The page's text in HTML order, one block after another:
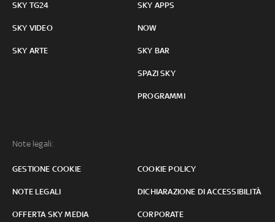
SKY TG24
SKY VIDEO
SKY ARTE
SKY APPS
NOW
SKY BAR
SPAZI SKY
PROGRAMMI
Note legali:
GESTIONE COOKIE COOKIE POLICY
NOTE LEGALI DICHIARAZIONE DI ACCESSIBILITÀ
OFFERTA SKY MEDIA CORPORATE